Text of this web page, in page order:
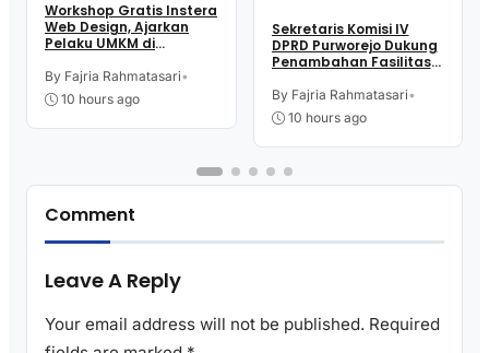
Workshop Gratis Instera
Web Design, Ajarkan
Pelaku UMKM di
Teknologi Digital buat
Jualan
By Fajria Rahmatasari•
10 hours ago
Sekretaris Komisi IV
DPRD Purworejo Dukung
Penambahan Fasilitas
Tjitrowardojo
By Fajria Rahmatasari•
10 hours ago
Comment
Leave A Reply
Your email address will not be published. Required